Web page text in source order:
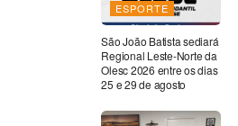
ESPORTE
São João Batista sediará
Regional Leste-Norte da
Olesc 2026 entre os dias
25 e 29 de agosto